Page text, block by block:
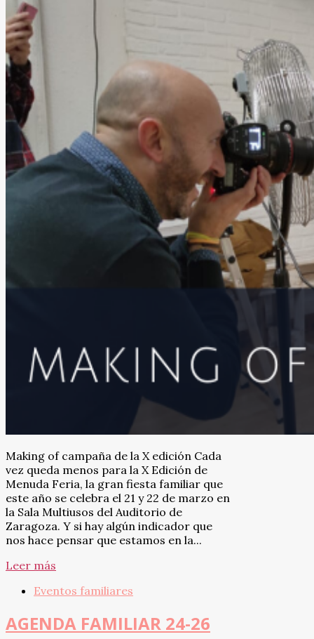
Making of campaña de la X edición Cada
vez queda menos para la X Edición de
Menuda Feria, la gran fiesta familiar que
este año se celebra el 21 y 22 de marzo en
la Sala Multiusos del Auditorio de
Zaragoza. Y si hay algún indicador que
nos hace pensar que estamos en la...
Leer más
Eventos familiares
AGENDA FAMILIAR 24-26